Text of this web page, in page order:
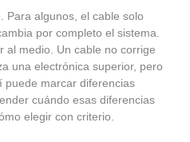
Para algunos, el cable solo
por completo el sistema.
al medio. Un cable no corrige
una electrónica superior, pero
puede marcar diferencias
cuándo esas diferencias
elegir con criterio.